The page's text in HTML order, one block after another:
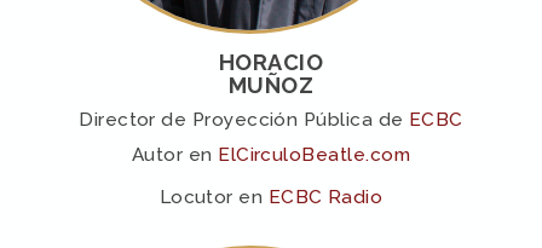
HORACIO
MUÑOZ
Director de Proyección Pública de ECBC
Autor en ElCirculoBeatle.com
Locutor en ECBC Radio